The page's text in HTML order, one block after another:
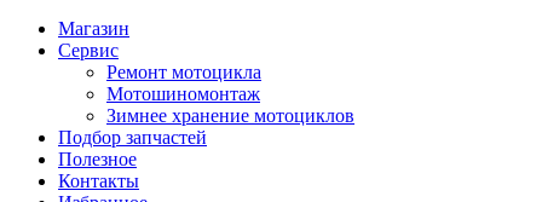
Магазин
Сервис
Ремонт мотоцикла
Мотошиномонтаж
Зимнее хранение мотоциклов
Подбор запчастей
Полезное
Контакты